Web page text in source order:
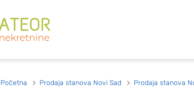
Početna Prodaja stanova Novi Sad Prodaja stanova